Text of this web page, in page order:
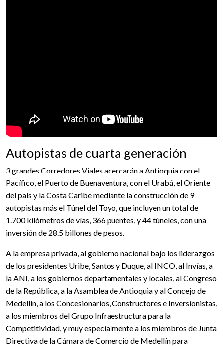
Autopistas de cuarta generación
3 grandes Corredores Viales acercarán a Antioquia con el
Pacífico, el Puerto de Buenaventura, con el Urabá, el Oriente
del país y la Costa Caribe mediante la construcción de 9
autopistas más el Túnel del Toyo, que incluyen un total de
1.700 kilómetros de vías, 366 puentes, y 44 túneles, con una
inversión de 28.5 billones de pesos.
A la empresa privada, al gobierno nacional bajo los liderazgos
de los presidentes Uribe, Santos y Duque, al INCO, al Invías, a
la ANI, a los gobiernos departamentales y locales, al Congreso
de la República, a la Asamblea de Antioquia y al Concejo de
Medellín, a los Concesionarios, Constructores e Inversionistas,
a los miembros del Grupo Infraestructura para la
Competitividad, y muy especialmente a los miembros de Junta
Directiva de la Cámara de Comercio de Medellín para